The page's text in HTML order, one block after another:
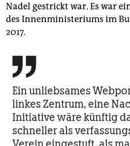
Nadel gestrickt war. Es war
des Innenministeriums im
2017.

Ein unliebsames
linkes Zentrum, eine
Initiative wäre künftig
schneller als